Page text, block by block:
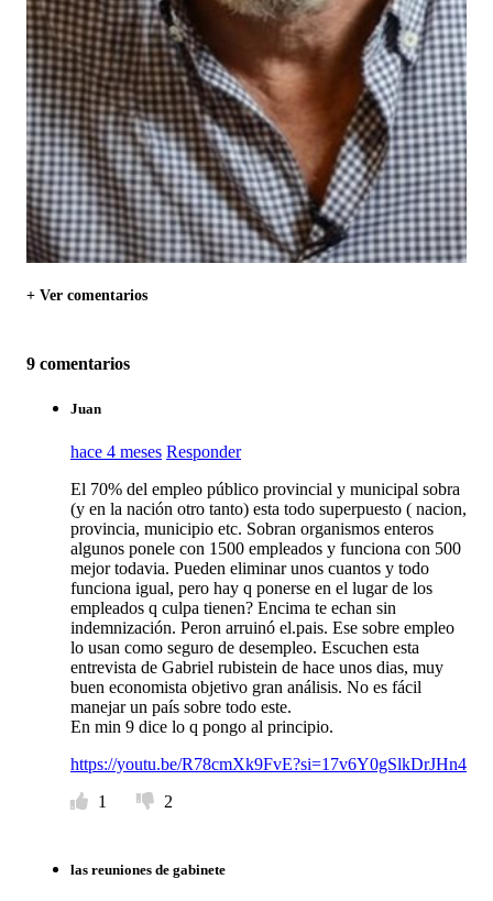
+ Ver comentarios
9 comentarios
Juan
hace 4 meses Responder
El 70% del empleo público provincial y municipal sobra
(y en la nación otro tanto) esta todo superpuesto ( nacion,
provincia, municipio etc. Sobran organismos enteros
algunos ponele con 1500 empleados y funciona con 500
mejor todavia. Pueden eliminar unos cuantos y todo
funciona igual, pero hay q ponerse en el lugar de los
empleados q culpa tienen? Encima te echan sin
indemnización. Peron arruinó el.pais. Ese sobre empleo
lo usan como seguro de desempleo. Escuchen esta
entrevista de Gabriel rubistein de hace unos dias, muy
buen economista objetivo gran análisis. No es fácil
manejar un país sobre todo este.
En min 9 dice lo q pongo al principio.
https://youtu.be/R78cmXk9FvE?si=17v6Y0gSlkDrJHn4
1
2
las reuniones de gabinete